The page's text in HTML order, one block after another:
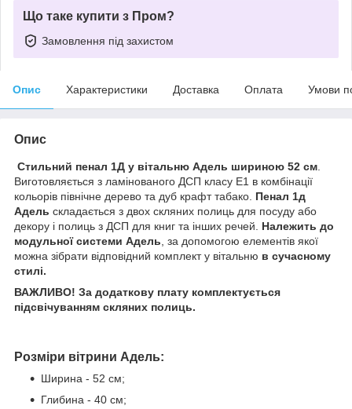
Що таке купити з Пром?
Замовлення під захистом
Опис Характеристики Доставка Оплата Умови
Опис
Стильний пенал 1Д у вітальню Адель шириною 52 см
Виготовляється з ламінованого ДСП класу Е1 в комбінації
кольорів північне дерево та дуб крафт табако. Пенал 1д
Адель складається з двох скляних полиць для посуду або
декору і полиць з ДСП для книг та інших речей. Належить до
модульної системи Адель , за допомогою елементів якої
можна зібрати відповідний комплект у вітальню в сучасному
стилі.
ВАЖЛИВО! За додаткову плату комплектується
підсвічуванням скляних полиць.
Розміри вітрини Адель:
Ширина - 52 см;
Глибина - 40 см;